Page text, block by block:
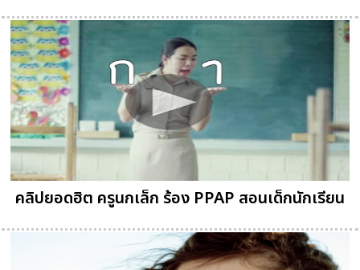
คลิปยอดฮิต ครูนกเล็ก ร้อง PPAP สอนเด็กนักเรียน